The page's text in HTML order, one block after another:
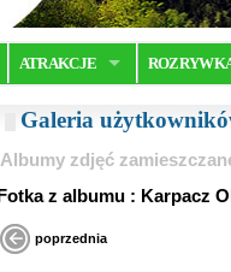
ATRAKCJE
Galeria
Albumy zdjęć
Fotka z albumu :
poprzednia